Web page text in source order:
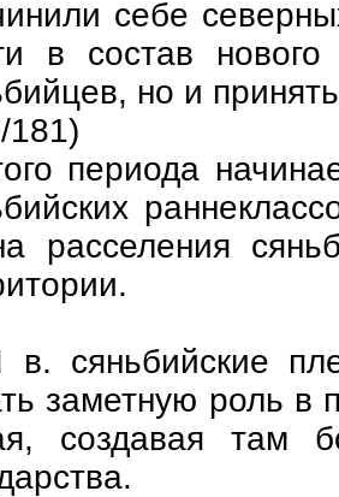
себе
в состав нового
но и
181)
периода
расселения
сяньбийские
заметную роль в
создавая там